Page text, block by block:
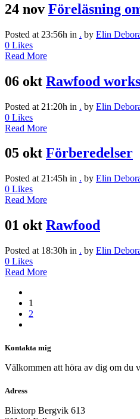
24 nov Föreläsning
Posted at 23:56h in . by Elin
0 Likes
Read More
06 okt Rawfood
Posted at 21:20h in . by Elin
0 Likes
Read More
05 okt Förberedelser
Posted at 21:45h in . by Elin
0 Likes
Read More
01 okt Rawfood
Posted at 18:30h in . by Elin
0 Likes
Read More
1
2
Kontakta mig
Välkommen att höra av dig om du
Adress
Blixtorp Bergvik 613